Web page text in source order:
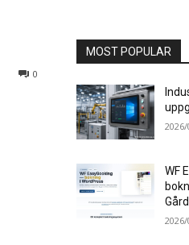
0
MOST POPULAR
WF